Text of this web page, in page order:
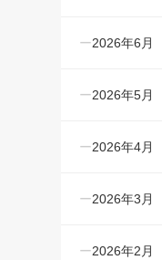
2026年6月
2026年5月
2026年4月
2026年3月
2026年2月